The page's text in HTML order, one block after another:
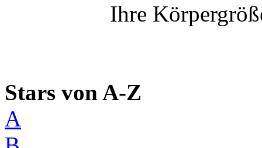
Ihre
Stars von A-Z
A